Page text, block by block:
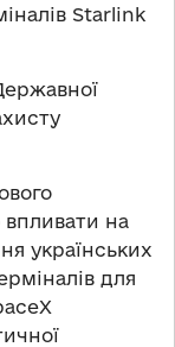
Starlink
на
українських
для